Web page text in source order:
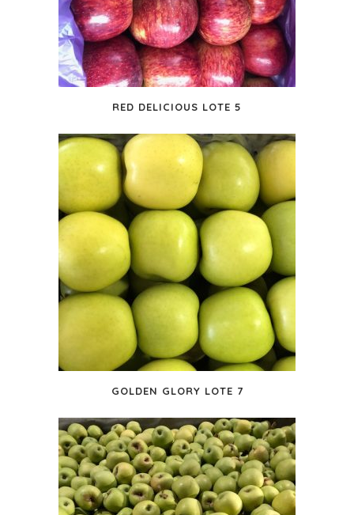
RED DELICIOUS LOTE 5
GOLDEN GLORY LOTE 7